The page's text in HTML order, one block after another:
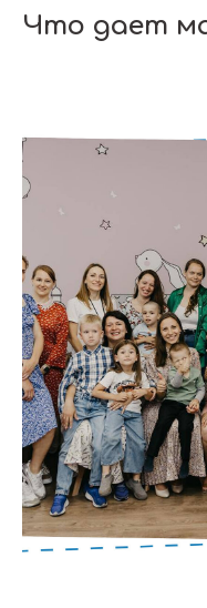
Что дает